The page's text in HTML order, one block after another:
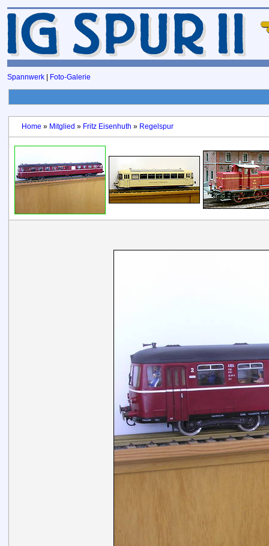
Spannwerk Foto-Galerie
Home » Mitglied » Fritz Eisenhuth » Regelspur